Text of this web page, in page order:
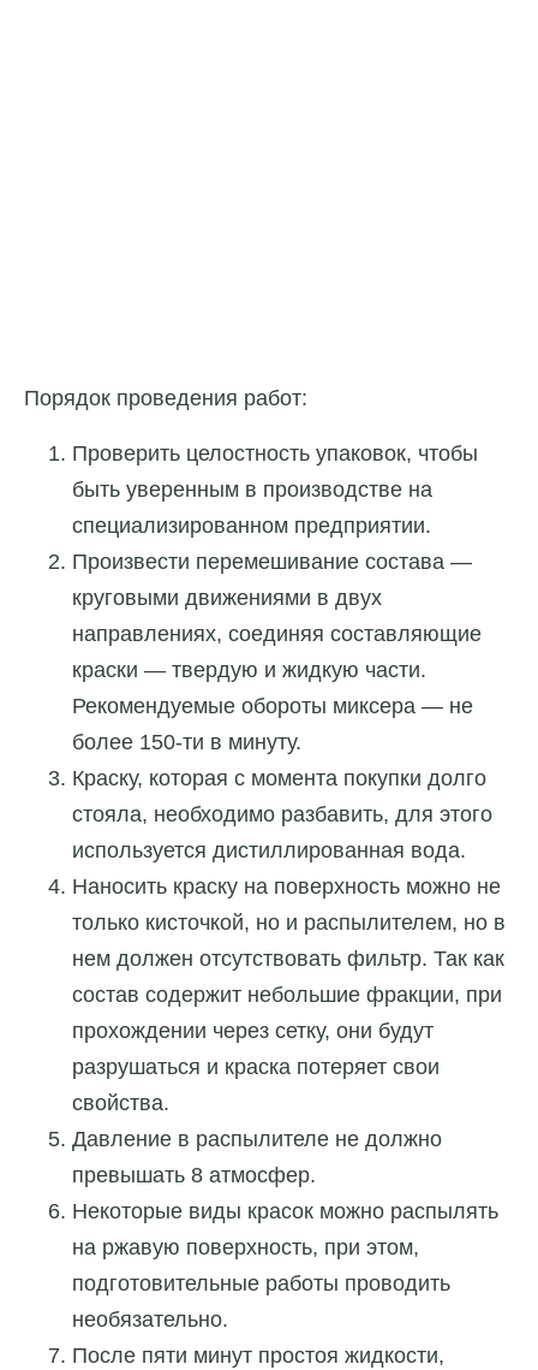
Порядок проведения работ:
Проверить целостность упаковок, чтобы
быть уверенным в производстве на
специализированном предприятии.
Произвести перемешивание состава —
круговыми движениями в двух
направлениях, соединяя составляющие
краски — твердую и жидкую части.
Рекомендуемые обороты миксера — не
более 150-ти в минуту.
Краску, которая с момента покупки долго
стояла, необходимо разбавить, для этого
используется дистиллированная вода.
Наносить краску на поверхность можно не
только кисточкой, но и распылителем, но в
нем должен отсутствовать фильтр. Так как
состав содержит небольшие фракции, при
прохождении через сетку, они будут
разрушаться и краска потеряет свои
свойства.
Давление в распылителе не должно
превышать 8 атмосфер.
Некоторые виды красок можно распылять
на ржавую поверхность, при этом,
подготовительные работы проводить
необязательно.
После пяти минут простоя жидкости,